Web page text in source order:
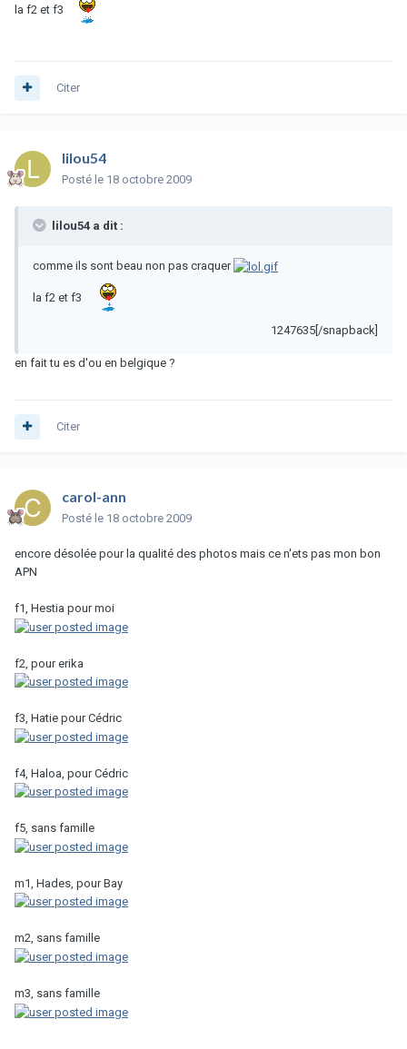
la f2 et f3
Citer
lilou54
Posté le 18 octobre 2009
lilou54 a dit :
comme ils sont beau non pas craquer
la f2 et f3
1247635[/snapback]
en fait tu es d'ou en belgique ?
Citer
carol-ann
Posté le 18 octobre 2009
encore désolée pour la qualité des photos mais ce n'ets pas mon bon
APN
f1, Hestia pour moi
f2, pour erika
f3, Hatie pour Cédric
f4, Haloa, pour Cédric
f5, sans famille
m1, Hades, pour Bay
m2, sans famille
m3, sans famille